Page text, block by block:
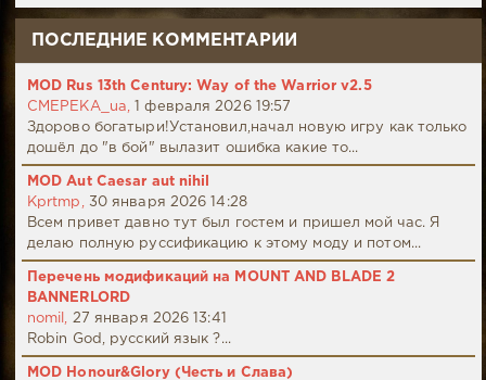
ПОСЛЕДНИЕ КОММЕНТАРИИ
MOD Rus 13th Century: Way of the Warrior v2.5
CMEPEKA_ua,
1 февраля 2026 19:57
Здорово богатыри!Установил,начал новую игру как только
дошёл до "в бой" вылазит ошибка какие то...
MOD Aut Caesar aut nihil
Kprtmp,
30 января 2026 14:28
Всем привет давно тут был гостем и пришел мой час. Я
делаю полную руссификацию к этому моду и потом...
Перечень модификаций на MOUNT AND BLADE 2
BANNERLORD
nomil,
27 января 2026 13:41
Robin God, русский язык ?...
MOD Honour&Glory (Честь и Слава)